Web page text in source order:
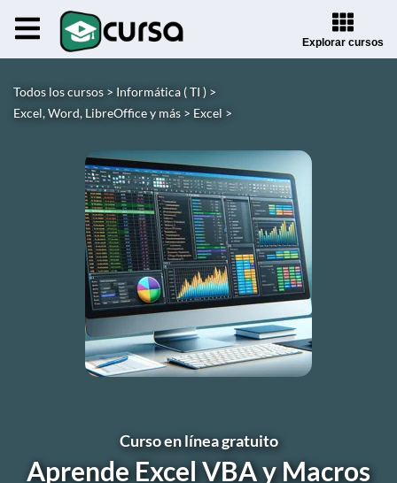
Explorar cursos
Todos los cursos > Informática ( TI ) >
Excel, Word, LibreOffice y más > Excel >
Curso en línea gratuito
Aprende Excel VBA y Macros